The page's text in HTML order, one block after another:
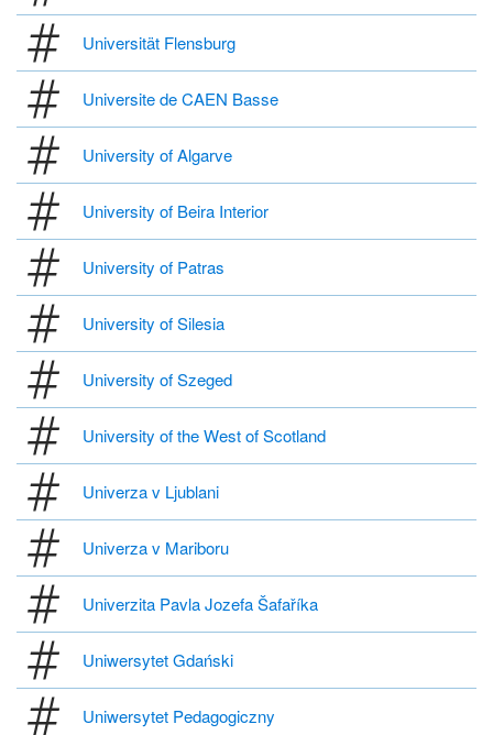
Universität Flensburg
Universite de CAEN Basse
University of Algarve
University of Beira Interior
University of Patras
University of Silesia
University of Szeged
University of the West of Scotland
Univerza v Ljublani
Univerza v Mariboru
Univerzita Pavla Jozefa Šafaříka
Uniwersytet Gdański
Uniwersytet Pedagogiczny